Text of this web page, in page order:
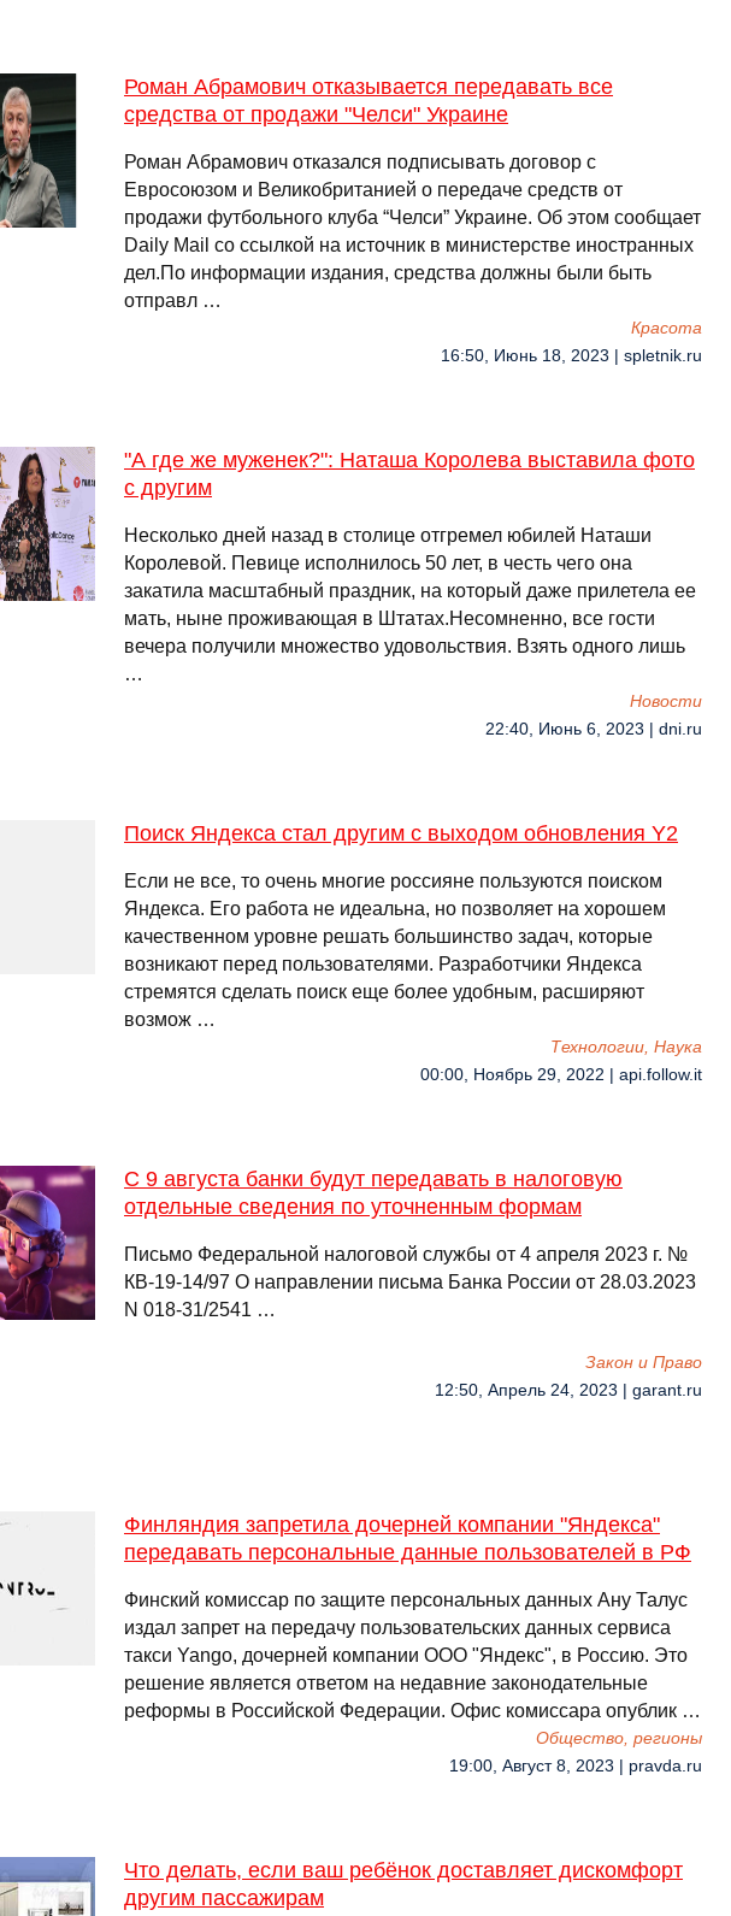
Роман Абрамович отказывается передавать все
средства от продажи "Челси" Украине
Роман Абрамович отказался подписывать договор с
Евросоюзом и Великобританией о передаче средств от
продажи футбольного клуба “Челси” Украине. Об этом сообщает
Daily Mail со ссылкой на источник в министерстве иностранных
дел.По информации издания, средства должны были быть
отправл …
Красота
16:50, Июнь 18, 2023 | spletnik.ru
"А где же муженек?": Наташа Королева выставила фото
с другим
Несколько дней назад в столице отгремел юбилей Наташи
Королевой. Певице исполнилось 50 лет, в честь чего она
закатила масштабный праздник, на который даже прилетела ее
мать, ныне проживающая в Штатах.Несомненно, все гости
вечера получили множество удовольствия. Взять одного лишь
…
Новости
22:40, Июнь 6, 2023 | dni.ru
Поиск Яндекса стал другим с выходом обновления Y2
Если не все, то очень многие россияне пользуются поиском
Яндекса. Его работа не идеальна, но позволяет на хорошем
качественном уровне решать большинство задач, которые
возникают перед пользователями. Разработчики Яндекса
стремятся сделать поиск еще более удобным, расширяют
возмож …
Технологии, Наука
00:00, Ноябрь 29, 2022 | api.follow.it
С 9 августа банки будут передавать в налоговую
отдельные сведения по уточненным формам
Письмо Федеральной налоговой службы от 4 апреля 2023 г. №
КВ-19-14/97 О направлении письма Банка России от 28.03.2023
N 018-31/2541 …
Закон и Право
12:50, Апрель 24, 2023 | garant.ru
Финляндия запретила дочерней компании "Яндекса"
передавать персональные данные пользователей в РФ
Финский комиссар по защите персональных данных Ану Талус
издал запрет на передачу пользовательских данных сервиса
такси Yango, дочерней компании ООО "Яндекс", в Россию. Это
решение является ответом на недавние законодательные
реформы в Российской Федерации. Офис комиссара опублик …
Общество, регионы
19:00, Август 8, 2023 | pravda.ru
Что делать, если ваш ребёнок доставляет дискомфорт
другим пассажирам